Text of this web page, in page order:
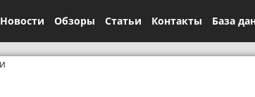
Новости Обзоры Статьи Контакты База